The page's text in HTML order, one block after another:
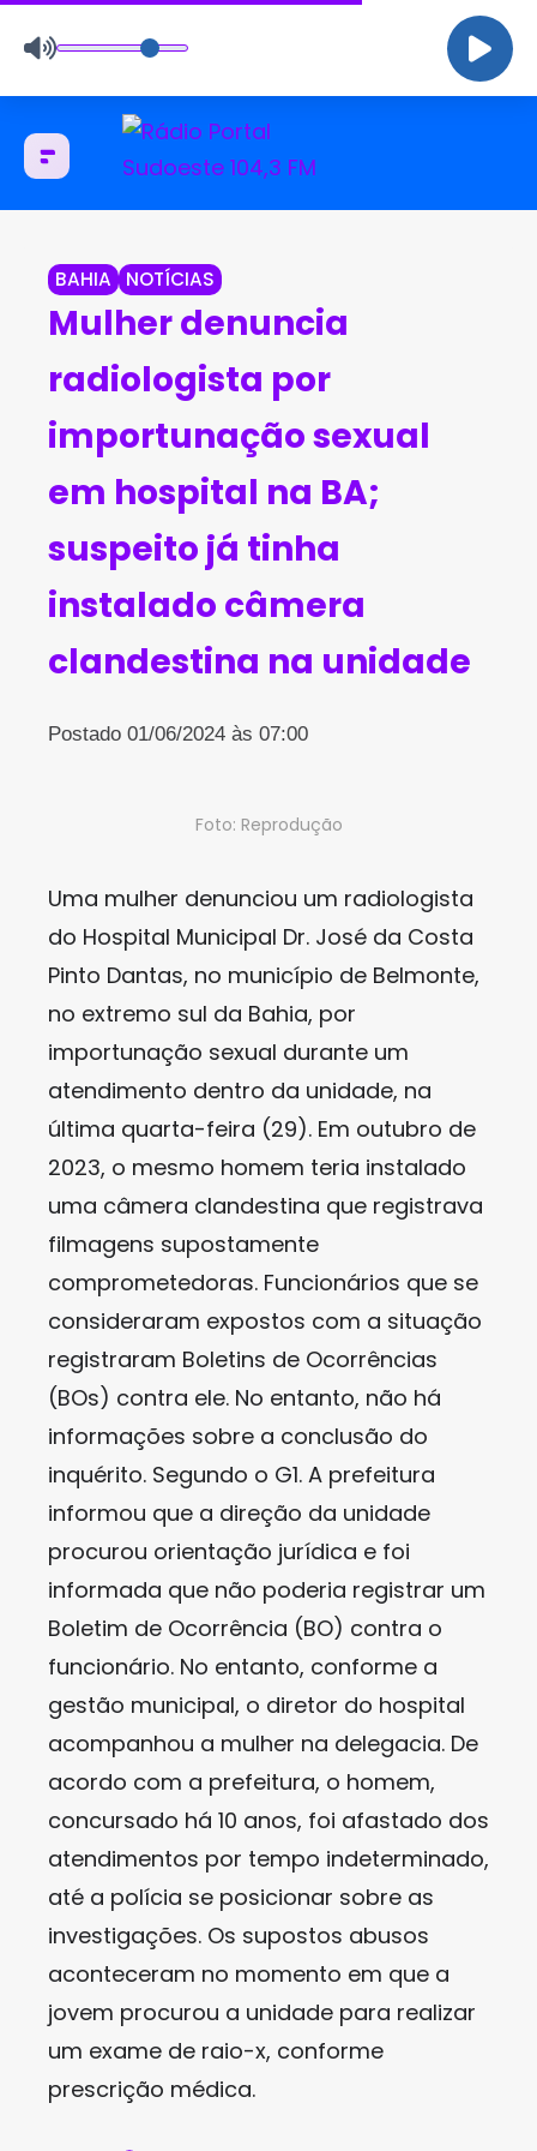
BAHIA NOTÍCIAS
Mulher denuncia
radiologista por
importunação sexual
em hospital na BA;
suspeito já tinha
instalado câmera
clandestina na unidade
Postado 01/06/2024 às 07:00
Foto: Reprodução
Uma mulher denunciou um radiologista
do Hospital Municipal Dr. José da Costa
Pinto Dantas, no município de Belmonte,
no extremo sul da Bahia, por
importunação sexual durante um
atendimento dentro da unidade, na
última quarta-feira (29). Em outubro de
2023, o mesmo homem teria instalado
uma câmera clandestina que registrava
filmagens supostamente
comprometedoras. Funcionários que se
consideraram expostos com a situação
registraram Boletins de Ocorrências
(BOs) contra ele. No entanto, não há
informações sobre a conclusão do
inquérito. Segundo o G1. A prefeitura
informou que a direção da unidade
procurou orientação jurídica e foi
informada que não poderia registrar um
Boletim de Ocorrência (BO) contra o
funcionário. No entanto, conforme a
gestão municipal, o diretor do hospital
acompanhou a mulher na delegacia. De
acordo com a prefeitura, o homem,
concursado há 10 anos, foi afastado dos
atendimentos por tempo indeterminado,
até a polícia se posicionar sobre as
investigações. Os supostos abusos
aconteceram no momento em que a
jovem procurou a unidade para realizar
um exame de raio-x, conforme
prescrição médica.